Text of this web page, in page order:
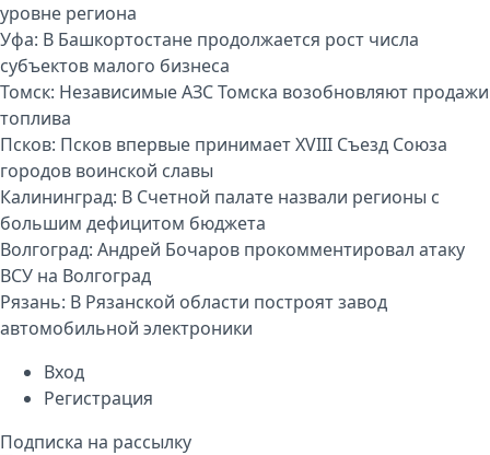
уровне региона
Уфа: В Башкортостане продолжается рост числа
субъектов малого бизнеса
Томск: Независимые АЗС Томска возобновляют продажи
топлива
Псков: Псков впервые принимает XVIII Съезд Союза
городов воинской славы
Калининград: В Счетной палате назвали регионы с
большим дефицитом бюджета
Волгоград: Андрей Бочаров прокомментировал атаку
ВСУ на Волгоград
Рязань: В Рязанской области построят завод
автомобильной электроники
Вход
Регистрация
Подписка на рассылку